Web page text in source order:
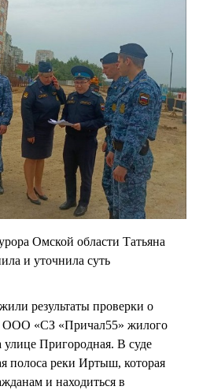
Омской области Татьяна
и уточнила суть
результаты проверки о
ООО «СЗ «Причал55» жилого
Пригородная. В суде
полоса реки Иртыш, которая
и находиться в